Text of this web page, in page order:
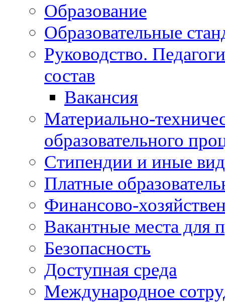
Образование
Образовательные
Руководство.
состав
Вакансия
Материально-
образовательного
Стипендии и иные
Платные
Финансово-
Вакантные места для
Безопасность
Доступная среда
Международное